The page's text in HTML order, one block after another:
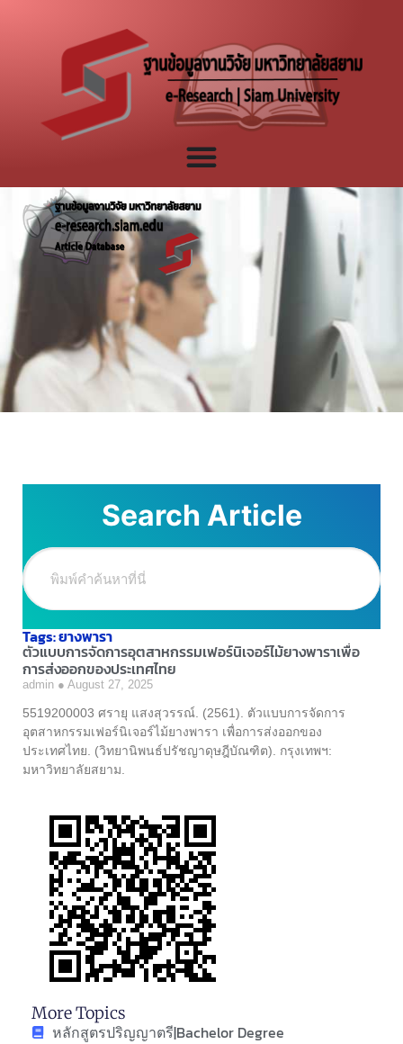
Search Article
Tags: ยางพารา
ตัวแบบการจัดการอุตสาหกรรมเฟอร์นิเจอร์ไม้ยางพาราเพื่อ
การส่งออกของประเทศไทย
admin August 27, 2025
5519200003 ศรายุ แสงสุวรรณ์. (2561). ตัวแบบการจัดการ
อุตสาหกรรมเฟอร์นิเจอร์ไม้ยางพารา เพื่อการส่งออกของ
ประเทศไทย. (วิทยานิพนธ์ปรัชญาดุษฎีบัณฑิต). กรุงเทพฯ:
มหาวิทยาลัยสยาม.
More Topics
หลักสูตรปริญญาตรี|Bachelor Degree